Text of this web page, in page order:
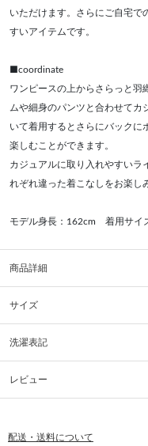
いただけます。さらにご自宅で
すいアイテムです。
■coordinate
ワンピースの上からさらっと羽
ムや細身のパンツと合わせてカ
いて着用するとさらにバックに
楽しむことができます。
カジュアルに取り入れやすいラ
れぞれ違った着こなしをお楽し
モデル身長：162cm 着用サイ
商品詳細
サイズ
洗濯表記
レビュー
配送・送料について